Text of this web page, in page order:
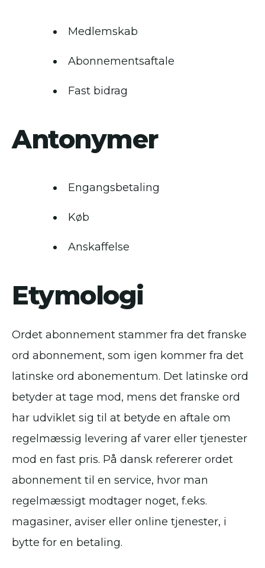
Medlemskab
Abonnementsaftale
Fast bidrag
Antonymer
Engangsbetaling
Køb
Anskaffelse
Etymologi
Ordet abonnement stammer fra det franske
ord abonnement, som igen kommer fra det
latinske ord abonementum. Det latinske ord
betyder at tage mod, mens det franske ord
har udviklet sig til at betyde en aftale om
regelmæssig levering af varer eller tjenester
mod en fast pris. På dansk refererer ordet
abonnement til en service, hvor man
regelmæssigt modtager noget, f.eks.
magasiner, aviser eller online tjenester, i
bytte for en betaling.